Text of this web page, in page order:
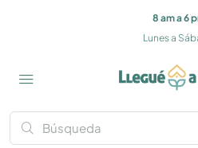
8 am a 6
Lunes a